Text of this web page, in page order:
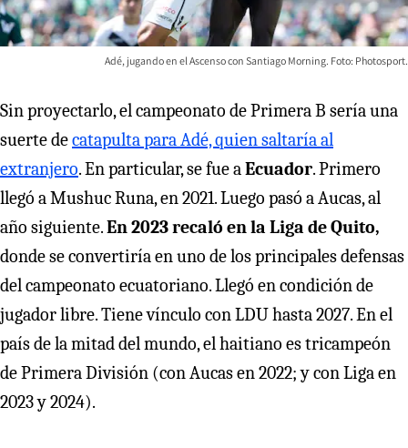
Adé, jugando en el Ascenso con Santiago Morning. Foto: Photosport.
Sin proyectarlo, el campeonato de Primera B sería una
suerte decatapulta para Adé, quien saltaría al
extranjero. En particular, se fue a Ecuador. Primero
llegó a Mushuc Runa, en 2021. Luego pasó a Aucas, al
año siguiente.En 2023 recaló en la Liga de Quito,
donde se convertiría en uno de los principales defensas
del campeonato ecuatoriano. Llegó en condición de
jugador libre. Tiene vínculo con LDU hasta 2027. En el
país de la mitad del mundo, el haitiano es tricampeón
de Primera División (con Aucas en 2022; y con Liga en
2023 y 2024).